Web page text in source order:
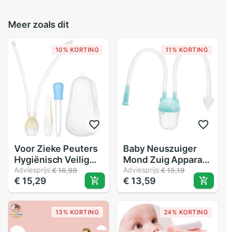
Meer zoals dit
10% KORTING
Voor Zieke Peuters
Hygiënisch Veilig
Booger Remover
Helpen Kind
Ademen Baby
Neuszuiger Sanitair
Tool Mond Zuig
Neus Cleaner
Adviesprijs:€ 16,99
€ 15,29
11% KORTING
Baby Neuszuiger
Mond Zuig Apparaat
Neus Cleaner
Kinderen
Huishouden
Cleaning Neus
Artefact Voor Baby
Baby Care Levert
Adviesprijs:€ 15,19
€ 13,59
13% KORTING 24% KORTING